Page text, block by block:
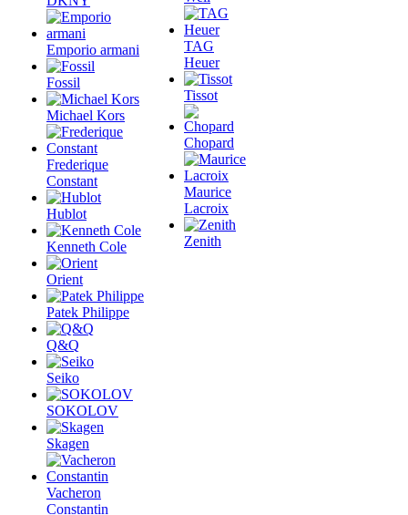
Emporio armani
Fossil
Michael Kors
Frederique
Constant
Hublot
Kenneth Cole
Orient
Patek Philippe
Q&Q
Seiko
SOKOLOV
Skagen
Vacheron
Constantin
TAG
Heuer
Tissot
Chopard
Maurice
Lacroix
Zenith